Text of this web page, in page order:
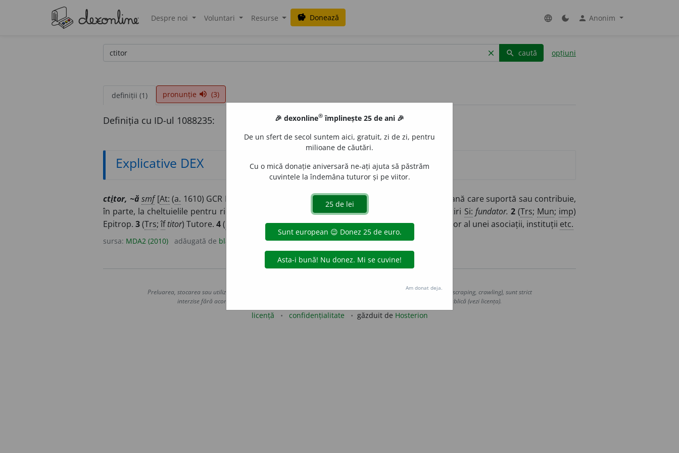
Despre noi Voluntari Resurse savings Donează language dark_mode person Anonim
clear search caută opțiuni
definiții (1) pronunție volume_up (3)
Definiția cu ID-ul 1088235:
Explicative DEX
ctitor, ~ă smf[At: (a. 1610) GCR I, 44 / /Pl: ~ri, ~re/E: vsl
Persoană care suportă sau contribuie,
în parte, la cheltuielile pentru ridicarea și înzestrarea cu odoare a unei biserici sau mănăstiri Si: fundator. 2(Trs; Mun; imp)
Epitrop. 3(Trs;îf titor) Tutore. 4( ) Ziua următoare celei onomastice.5(Pex ) Fondator al unei asociații, instituții etc.
sursa: MDA2 (2010) adăugată de blaurb. acțiuni
Preluarea, stocarea sau utilizarea datelor de pe acest site, inclusiv prin orice metode de extragere automată (web scraping, crawling), sunt strict
interzise fără acordul nostru prealabil scris, cu excepția seturilor de date oferite oficial spre utilizare publică (vezi licența).
licență confidențialitate găzduit de Hosterion
🎉 dexonline® împlinește 25 de ani 🎉
De un sfert de secol suntem aici, gratuit, zi de zi, pentru
milioane de căutări.
Cu o mică donație aniversară ne-ați ajuta să păstrăm
cuvintele la îndemâna tuturor și pe viitor.
Am donat deja.